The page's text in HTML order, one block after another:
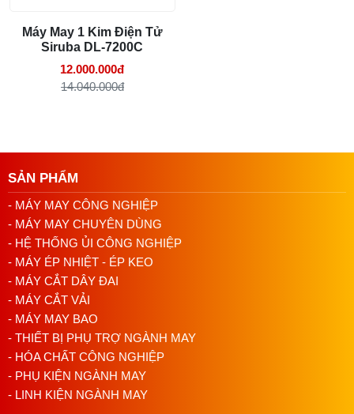
Nguồn điện
Trọng lượng
DL7200-BM1-15
Máy dùng cho các đường may thẳng trong công đoạn ráp
và hoàn thiện sản phẩm. Hệ thống điện tử tự xử lý lại mũi,
cắt chỉ và nâng chân vịt sau mỗi chu trình.
Sản phẩm phù hợp
Áo sơ mi, áo thun và đồng phục
Quần tây, quần kaki và quần jean vừa
Đầm, váy và trang phục thời trang
Túi vải, balo mỏng và phụ kiện may mặc
Những ai phù hợp sử dụng
Máy May 1 Kim Điện Tử
Siruba DL-7200C
12.000.000đ
14.040.000đ
SẢN PHẨM
- MÁY MAY CÔNG NGHIỆP
- MÁY MAY CHUYÊN DÙNG
- HỆ THỐNG ỦI CÔNG NGHIỆP
- MÁY ÉP NHIỆT - ÉP KEO
- MÁY CẮT DÂY ĐAI
- MÁY CẮT VẢI
- MÁY MAY BAO
- THIẾT BỊ PHỤ TRỢ NGÀNH MAY
- HÓA CHẤT CÔNG NGHIỆP
- PHỤ KIỆN NGÀNH MAY
- LINH KIỆN NGÀNH MAY